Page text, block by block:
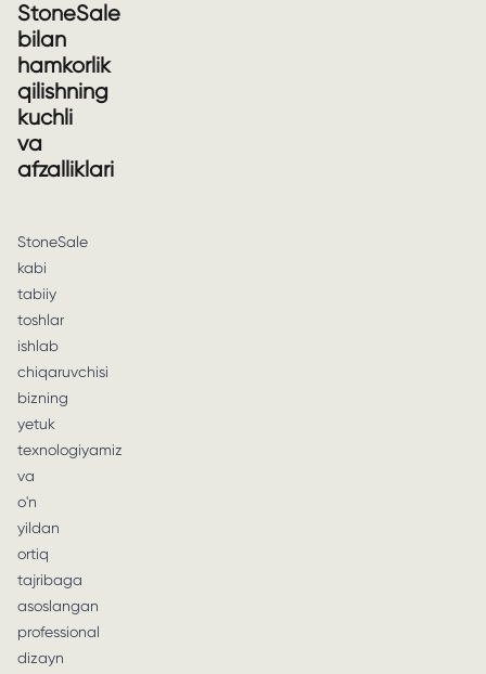
StoneSale
bilan
hamkorlik
qilishning
kuchli
va
afzalliklari
StoneSale
kabi
tabiiy
toshlar
ishlab
chiqaruvchisi
bizning
yetuk
texnologiyamiz
va
o'n
yildan
ortiq
tajribaga
asoslangan
professional
dizayn